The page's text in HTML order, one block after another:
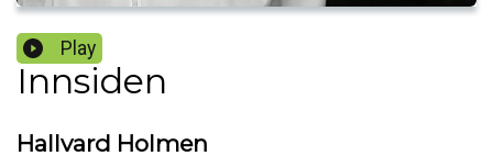
Play
Innsiden
Hallvard Holmen